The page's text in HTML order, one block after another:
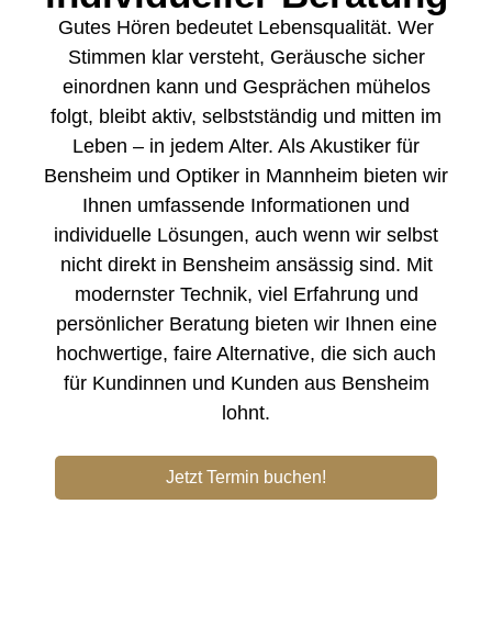
Gutes Hören bedeutet Lebensqualität. Wer
Stimmen klar versteht, Geräusche sicher
einordnen kann und Gesprächen mühelos
folgt, bleibt aktiv, selbstständig und mitten im
Leben – in jedem Alter. Als Akustiker für
Bensheim und Optiker in Mannheim bieten wir
Ihnen umfassende Informationen und
individuelle Lösungen, auch wenn wir selbst
nicht direkt in Bensheim ansässig sind. Mit
modernster Technik, viel Erfahrung und
persönlicher Beratung bieten wir Ihnen eine
hochwertige, faire Alternative, die sich auch
für Kundinnen und Kunden aus Bensheim
lohnt.
Jetzt Termin buchen!